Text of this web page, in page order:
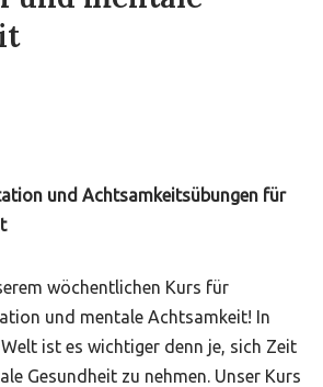
und Achtsamkeitsübungen für
wöchentlichen Kurs für
und mentale Achtsamkeit! In
ist es wichtiger denn je, sich Zeit
Gesundheit zu nehmen. Unser Kurs